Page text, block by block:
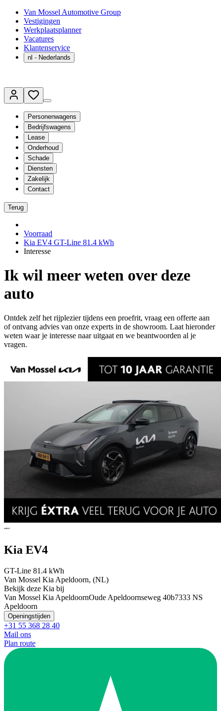
Van Mossel Automotive Group
Vestigingen
Werkplaatsplanner
Vacatures
Klantenservice
nl - Nederlands
Personenwagens
Bedrijfswagens
Lease
Onderhoud
Schade
Diensten
Zakelijk
Contact
Terug
Voorraad
Kia EV4 GT-Line 81.4 kWh
Interesse
Ik wil meer weten over deze
auto
Ontdek zelf het rijplezier tijdens een proefrit, vraag een offerte aan
of ontvang advies van onze experts in de showroom. Laat hieronder
weten waar je interesse naar uitgaat en we beantwoorden al je
vragen.
Kia EV4
GT-Line 81.4 kWh
Van Mossel Kia Apeldoorn, (NL)
Bekijk deze Kia bij
Van Mossel Kia ApeldoornOude Apeldoornseweg 40b7333 NS
Apeldoorn
Openingstijden
+31 55 368 28 40
Mail ons
Plan route